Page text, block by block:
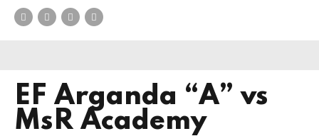
EF Arganda “A” vs
MsR Academy